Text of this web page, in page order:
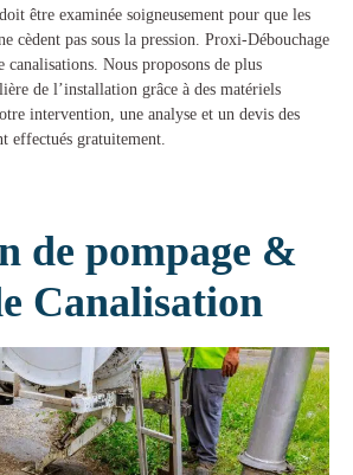
être examinée soigneusement pour que les
cèdent pas sous la pression. Proxi-Débouchage
canalisations. Nous proposons de plus
de l’installation grâce à des matériels
intervention, une analyse et un devis des
effectués gratuitement.
de pompage &
Canalisation